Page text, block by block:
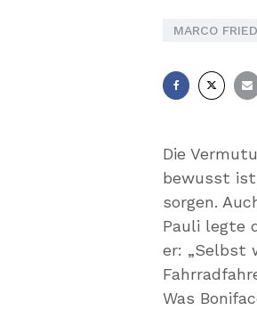
MARCO
Die
bewusst
sorgen.
Pauli legte
er: „Selbst
Was